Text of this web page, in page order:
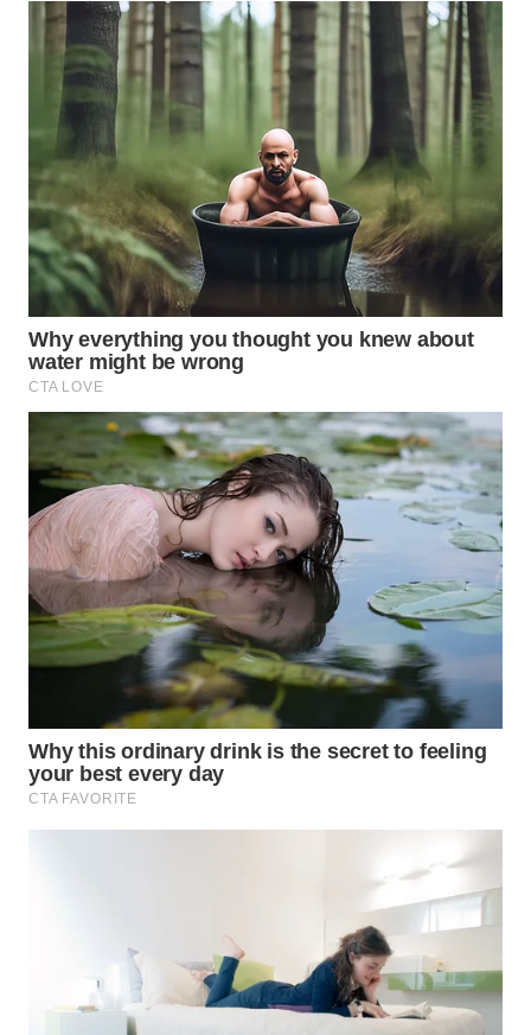
WN
BOGOR
WN
DEPOK
WN
TAPANULI
UTARA
WN
SAMOSIR
WN
PADANG
LAWAS
WN
SUMEDANG
WN
CIANJUR
SERIBU
WN
CIREBON